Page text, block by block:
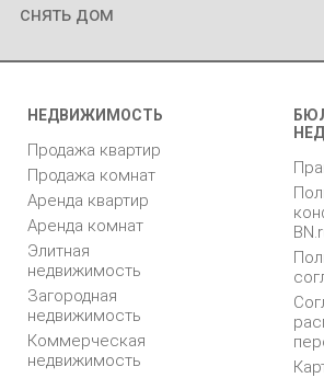
снять дом
НЕДВИЖИМОСТЬ
Продажа квартир
Продажа комнат
Аренда квартир
Аренда комнат
Элитная
недвижимость
Загородная
недвижимость
Коммерческая
недвижимость